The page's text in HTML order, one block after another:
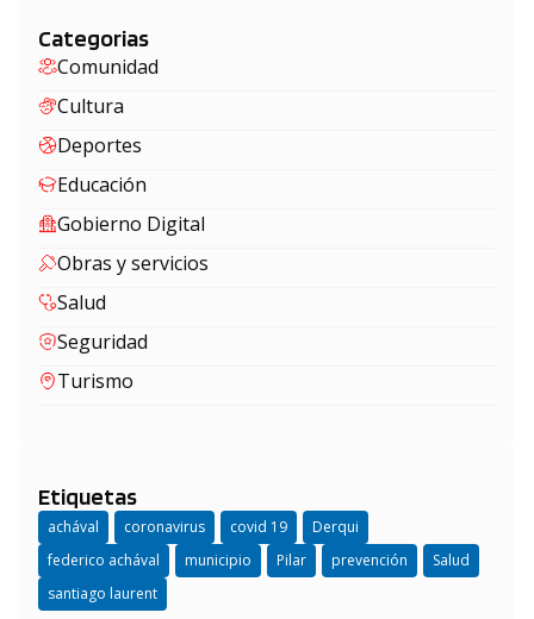
Categorias
Comunidad
Cultura
Deportes
Educación
Gobierno Digital
Obras y servicios
Salud
Seguridad
Turismo
Etiquetas
achával coronavirus covid 19
Derqui
federico achával
municipio Pilar prevención
Salud
santiago laurent